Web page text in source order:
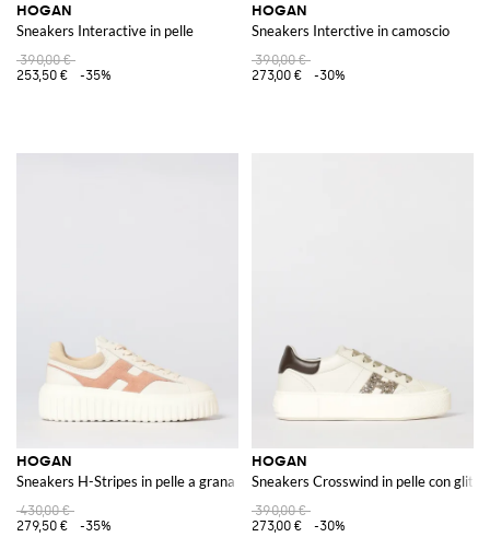
HOGAN
Sneakers Interactive in pelle
390,00 €
253,50 €
-35%
HOGAN
Sneakers Interctive in camoscio
390,00 €
273,00 €
-30%
HOGAN
Sneakers H-Stripes in pelle a grana
430,00 €
279,50 €
-35%
HOGAN
Sneakers Crosswind in pelle con
390,00 €
273,00 €
-30%